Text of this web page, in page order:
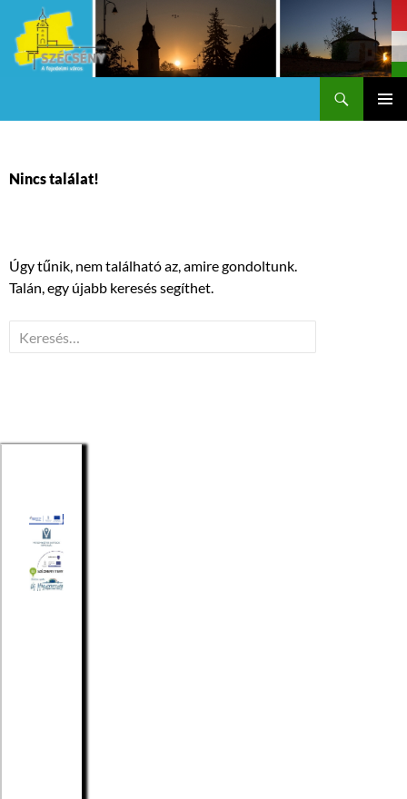
Nincs találat!
Úgy tűnik, nem található az, amire gondoltunk.
Talán, egy újabb keresés segíthet.
Keresés: